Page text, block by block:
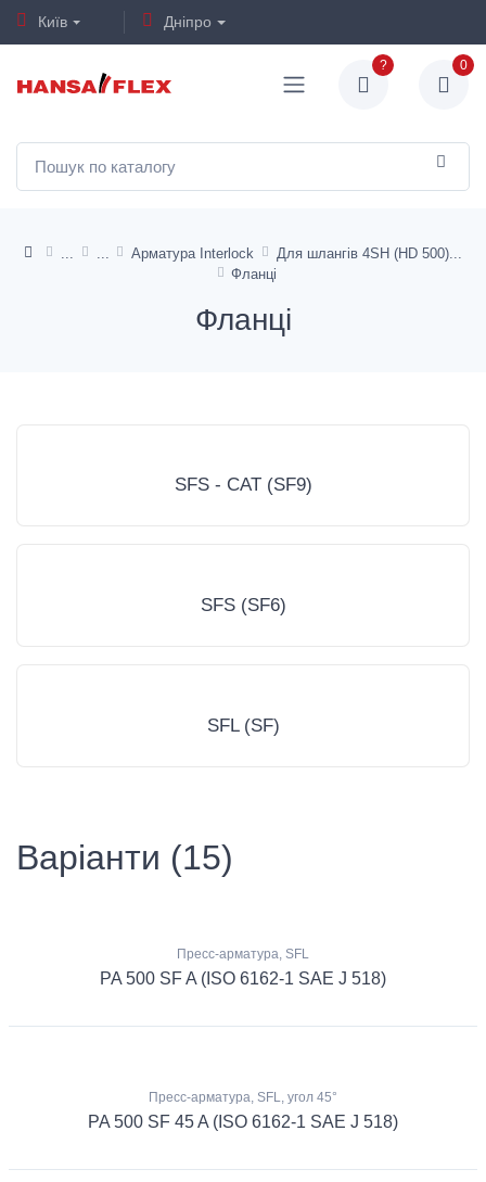
Київ Дніпро
? 0
Арматура Interlock
Для шлангів 4SH (HD 500)
Фланці
Фланці
SFS - CAT (SF9)
SFS (SF6)
SFL (SF)
Варіанти (15)
Пресс-арматура, SFL
PA 500 SF A (ISO 6162-1 SAE J 518)
Пресс-арматура, SFL, угол 45°
PA 500 SF 45 A (ISO 6162-1 SAE J 518)